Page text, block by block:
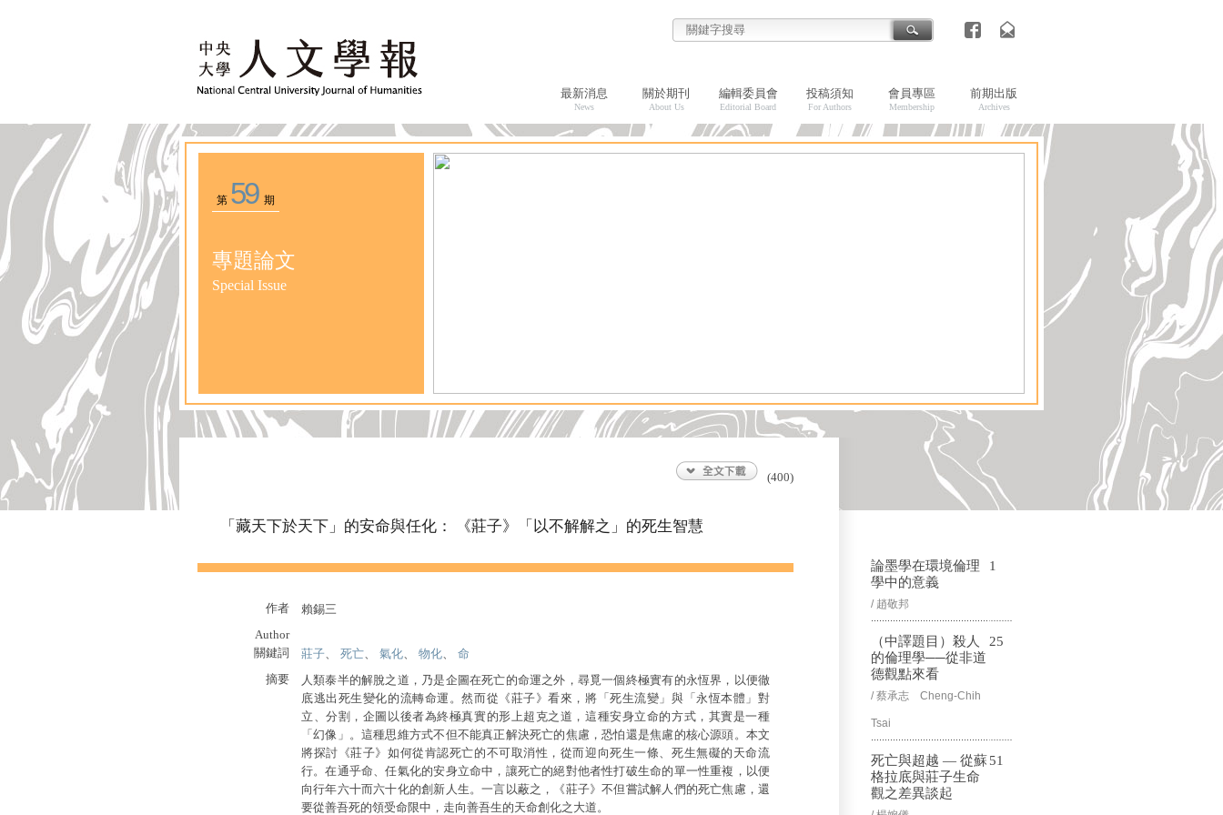
最新消息
News
關於期刊
About Us
編輯委員會
Editorial Board
投稿須知
For Authors
會員專區
Membership
前期出版
Archives
第 59期
專題論文
Special Issue
(400)
「藏天下於天下」的安命與任化： 《莊子》「以不解解之」的死生智慧
作者
賴錫三
Author
關鍵詞
莊子、 死亡、 氣化、 物化、 命
摘要
人類泰半的解脫之道，乃是企圖在死亡的命運之外，尋覓一個終極實有的永恆界，以便徹
底逃出死生變化的流轉命運。然而從《莊子》看來，將「死生流變」與「永恆本體」對
立、分割，企圖以後者為終極真實的形上超克之道，這種安身立命的方式，其實是一種
「幻像」。這種思維方式不但不能真正解決死亡的焦慮，恐怕還是焦慮的核心源頭。本文
將探討《莊子》如何從肯認死亡的不可取消性，從而迎向死生一條、死生無礙的天命流
行。在通乎命、任氣化的安身立命中，讓死亡的絕對他者性打破生命的單一性重複，以便
向行年六十而六十化的創新人生。一言以蔽之，《莊子》不但嘗試解人們的死亡焦慮，還
要從善吾死的領受命限中，走向善吾生的天命創化之大道。
論墨學在環境倫理
學中的意義
/ 趙敬邦
1
（中譯題目）殺人
的倫理學──從非道
德觀點來看
/ 蔡承志 Cheng-Chih
Tsai
25
死亡與超越 — 從蘇
格拉底與莊子生命
觀之差異談起
51